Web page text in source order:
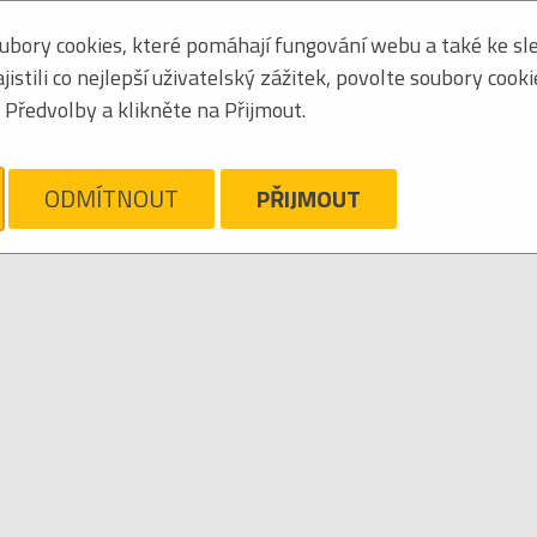
Seřadit podle: jména
výpis
cookies, které pomáhají fungování webu a také ke
co nejlepší uživatelský zážitek, povolte soubory
a klikněte na Přijmout.
ODMÍTNOUT PŘIJMOUT